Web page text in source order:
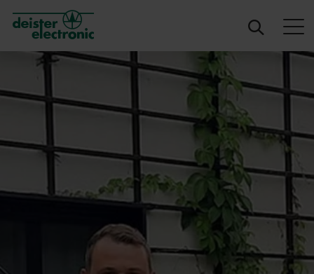
deister